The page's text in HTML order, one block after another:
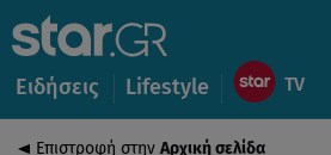
Ειδήσεις Lifestyle
Επιστροφή στην Αρχική σελίδα